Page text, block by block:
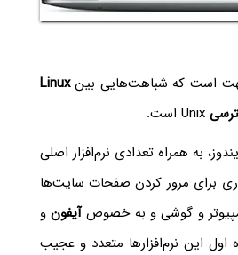
است که شباهت‌هایی بینLinux‌
Unix است.
به همراه تعدادی نرم‌افزار اصلی
برای مرور کردن صفحات سایت‌ها
و گوشی و به خصوصآیفون و
این نرم‌افزارها متعدد و عجیب